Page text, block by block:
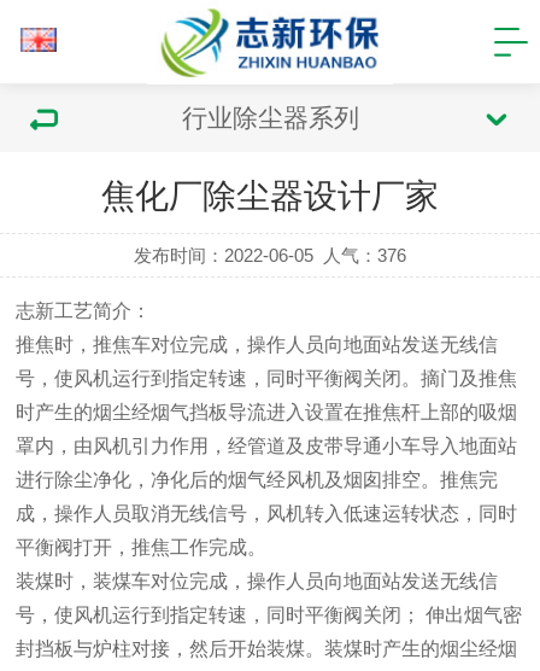
行业除尘器系列
焦化厂除尘器设计厂家
发布时间：2022-06-05 人气：376
志新工艺简介：
推焦时，推焦车对位完成，操作人员向地面站发送无线信
号，使风机运行到指定转速，同时平衡阀关闭。摘门及推焦
时产生的烟尘经烟气挡板导流进入设置在推焦杆上部的吸烟
罩内，由风机引力作用，经管道及皮带导通小车导入地面站
进行除尘净化，净化后的烟气经风机及烟囱排空。推焦完
成，操作人员取消无线信号，风机转入低速运转状态，同时
平衡阀打开，推焦工作完成。
装煤时，装煤车对位完成，操作人员向地面站发送无线信
号，使风机运行到指定转速，同时平衡阀关闭； 伸出烟气密
封挡板与炉柱对接，然后开始装煤。装煤时产生的烟尘经烟